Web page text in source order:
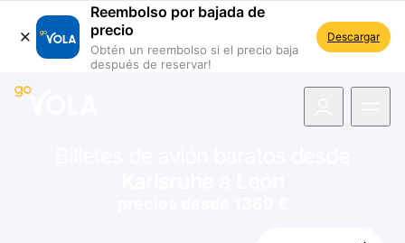
Reembolso por bajada de
precio
Obtén un reembolso si el precio baja
después de reservar!
Descargar